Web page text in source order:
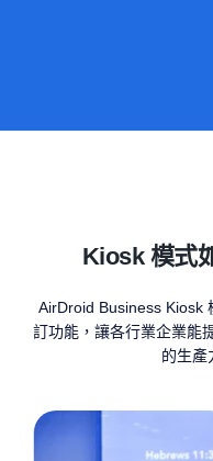
Kiosk 模式
AirDroid Business Kiosk
訂功能，讓各行業企業能
的生產